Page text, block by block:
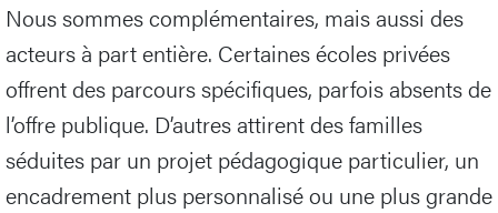
Nous sommes complémentaires, mais aussi des
acteurs à part entière. Certaines écoles privées
offrent des parcours spécifiques, parfois absents de
l’offre publique. D’autres attirent des familles
séduites par un projet pédagogique particulier, un
encadrement plus personnalisé ou une plus grande